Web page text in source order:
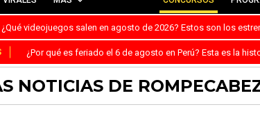
¿Qué videojuegos salen en agosto de 2026? Estos son los
¿Por qué es feriado el 6 de agosto en Perú? Esta es la
NOTICIAS DE